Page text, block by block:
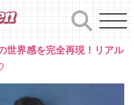
世界感を完全再現！リアル